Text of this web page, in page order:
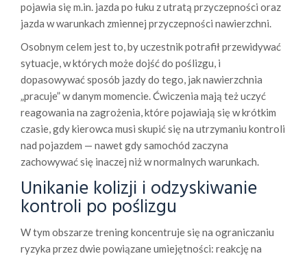
pojawia się m.in. jazda po łuku z utratą przyczepności oraz
jazda w warunkach zmiennej przyczepności nawierzchni.
Osobnym celem jest to, by uczestnik potrafił przewidywać
sytuacje, w których może dojść do poślizgu, i
dopasowywać sposób jazdy do tego, jak nawierzchnia
„pracuje” w danym momencie. Ćwiczenia mają też uczyć
reagowania na zagrożenia, które pojawiają się w krótkim
czasie, gdy kierowca musi skupić się na utrzymaniu kontroli
nad pojazdem — nawet gdy samochód zaczyna
zachowywać się inaczej niż w normalnych warunkach.
Unikanie kolizji i odzyskiwanie
kontroli po poślizgu
W tym obszarze trening koncentruje się na ograniczaniu
ryzyka przez dwie powiązane umiejętności: reakcję na